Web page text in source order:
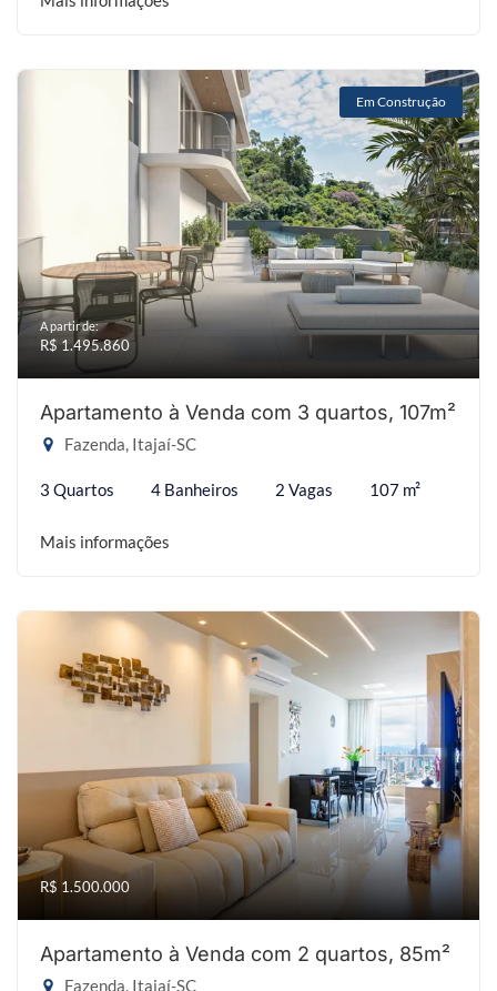
Em Construção
A partir de:
R$ 1.495.860
Apartamento à Venda com 3 quartos, 107m²
Fazenda, Itajaí-SC
3 Quartos 4 Banheiros 2 Vagas 107 m²
Mais informações
R$ 1.500.000
Apartamento à Venda com 2 quartos, 85m²
Fazenda, Itajaí-SC